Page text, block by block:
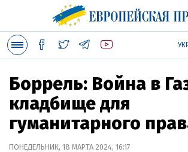
Боррель: Война в
кладбище для
гуманитарного
ПОНЕДЕЛЬНИК, 18 МАРТА 2024, 16:17